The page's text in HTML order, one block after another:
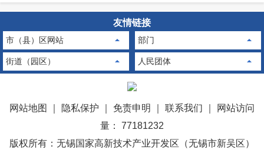
友情链接
市（县）区网站 部门
街道（园区） 人民团体
网站地图 隐私保护 免责申明 联系我们
网站访问
量： 77181232
版权所有：无锡国家高新技术产业开发区（无锡市新吴区）